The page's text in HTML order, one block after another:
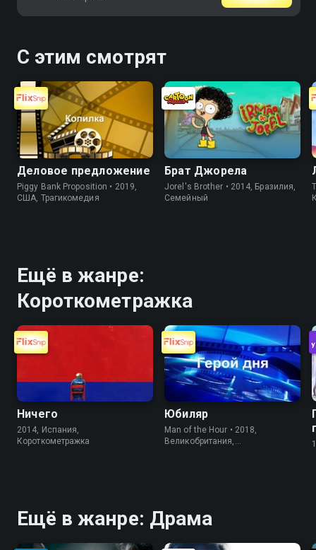
С этим смотрят
Деловое предложение
Piggy Bank Proposition • 2019,
США, Трагикомедия
Брат Джорела
Jorel's Brother • 2014, Бразилия,
Cемейный
Ещё в жанре:
Короткометражка
Ничего
2014, Испания,
Короткометражка
Юбиляр
Man of the Hour • 2018,
Великобритания,
Ещё в жанре: Драма